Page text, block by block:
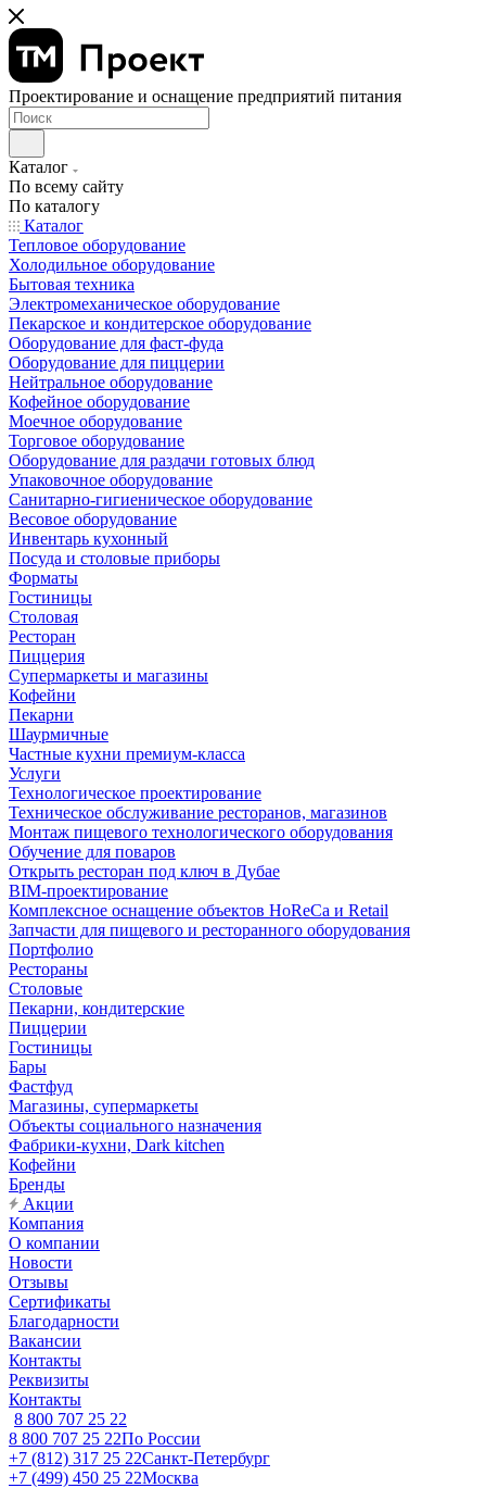
Проектирование и оснащение предприятий питания
Каталог
По всему сайту
По каталогу
Каталог
Тепловое оборудование
Холодильное оборудование
Бытовая техника
Электромеханическое оборудование
Пекарское и кондитерское оборудование
Оборудование для фаст-фуда
Оборудование для пиццерии
Нейтральное оборудование
Кофейное оборудование
Моечное оборудование
Торговое оборудование
Оборудование для раздачи готовых блюд
Упаковочное оборудование
Санитарно-гигиеническое оборудование
Весовое оборудование
Инвентарь кухонный
Посуда и столовые приборы
Форматы
Гостиницы
Столовая
Ресторан
Пиццерия
Супермаркеты и магазины
Кофейни
Пекарни
Шаурмичные
Частные кухни премиум-класса
Услуги
Технологическое проектирование
Техническое обслуживание ресторанов, магазинов
Монтаж пищевого технологического оборудования
Обучение для поваров
Открыть ресторан под ключ в Дубае
BIM-проектирование
Комплексное оснащение объектов HoReCa и Retail
Запчасти для пищевого и ресторанного оборудования
Портфолио
Рестораны
Столовые
Пекарни, кондитерские
Пиццерии
Гостиницы
Бары
Фастфуд
Магазины, супермаркеты
Объекты социального назначения
Фабрики-кухни, Dark kitchen
Кофейни
Бренды
Акции
Компания
О компании
Новости
Отзывы
Сертификаты
Благодарности
Вакансии
Контакты
Реквизиты
Контакты
8 800 707 25 22
8 800 707 25 22По России
+7 (812) 317 25 22Санкт-Петербург
+7 (499) 450 25 22Москва